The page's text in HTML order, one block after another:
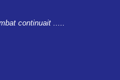
continuait .....